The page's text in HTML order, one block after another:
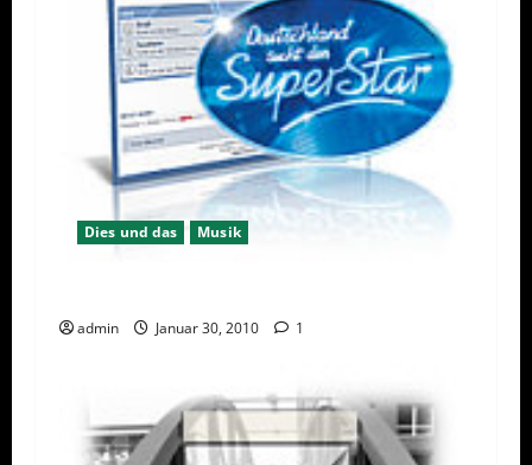
Dies und das Musik
admin Januar 30, 2010 1